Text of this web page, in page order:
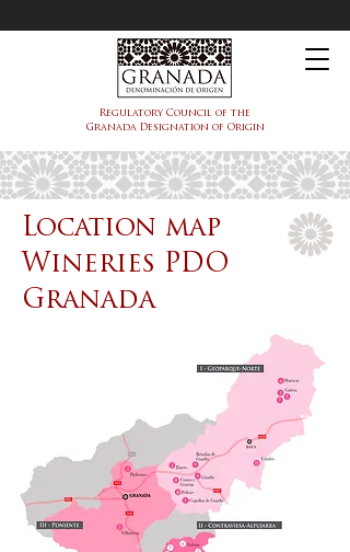
Regulatory Council of the
Granada Designation of Origin
Location map
Wineries PDO
Granada